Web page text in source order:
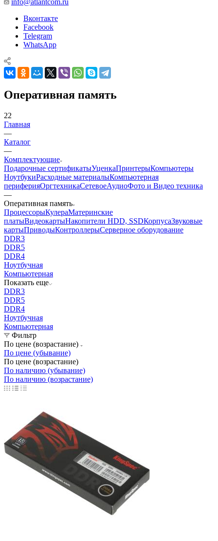
info@atlantcom.ru
Вконтакте
Facebook
Telegram
WhatsApp
Оперативная память
22
Главная
—
Каталог
—
Комплектующие
Подарочные сертификатыУценкаПринтерыКомпьютеры
НоутбукиРасходные материалыКомпьютерная
периферияОргтехникаСетевоеАудиоФото и Видео техника
—
Оперативная память
ПроцессорыКулераМатеринские
платыВидеокартыНакопители HDD, SSDКорпусаЗвуковые
картыПриводыКонтроллерыCерверное оборудование
DDR3
DDR5
DDR4
Ноутбучная
Компьютерная
Показать еще
DDR3
DDR5
DDR4
Ноутбучная
Компьютерная
Фильтр
По цене (возрастание)
По цене (убывание)
По цене (возрастание)
По наличию (убывание)
По наличию (возрастание)